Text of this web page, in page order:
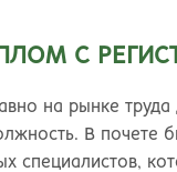
Архангельск
Барнаул
Белгород
Бийск
С
на рынке
В почете
специалистов,